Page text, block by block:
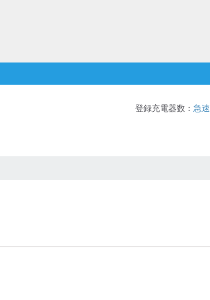
登録充電器数： 急速